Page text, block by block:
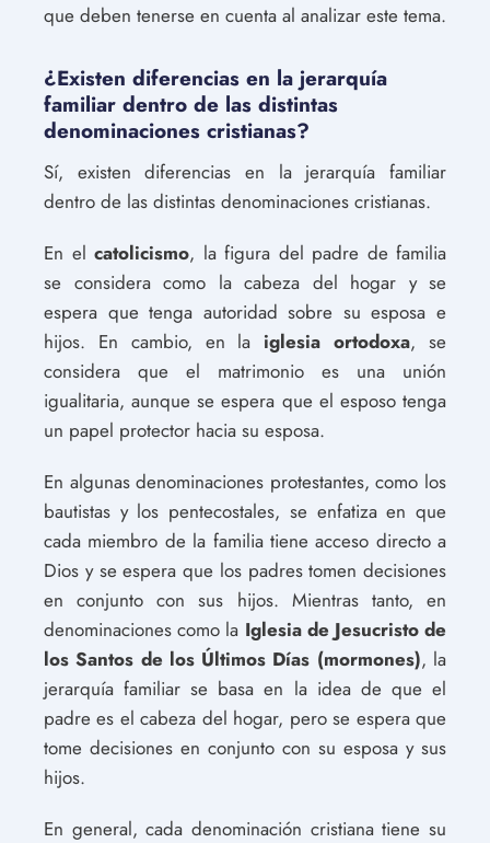
que deben tenerse en cuenta al analizar este tema.
¿Existen diferencias en la jerarquía
familiar dentro de las distintas
denominaciones cristianas?
Sí, existen diferencias en la jerarquía familiar
dentro de las distintas denominaciones cristianas.
En el catolicismo, la figura del padre de familia
se considera como la cabeza del hogar y se
espera que tenga autoridad sobre su esposa e
hijos. En cambio, en la iglesia ortodoxa, se
considera que el matrimonio es una unión
igualitaria, aunque se espera que el esposo tenga
un papel protector hacia su esposa.
En algunas denominaciones protestantes, como los
bautistas y los pentecostales, se enfatiza en que
cada miembro de la familia tiene acceso directo a
Dios y se espera que los padres tomen decisiones
en conjunto con sus hijos. Mientras tanto, en
denominaciones como la Iglesia de Jesucristo de
los Santos de los Últimos Días (mormones), la
jerarquía familiar se basa en la idea de que el
padre es el cabeza del hogar, pero se espera que
tome decisiones en conjunto con su esposa y sus
hijos.
En general, cada denominación cristiana tiene su